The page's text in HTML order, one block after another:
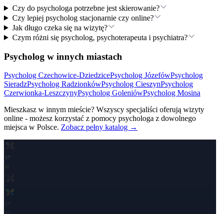
Czy do psychologa potrzebne jest skierowanie?
Czy lepiej psycholog stacjonarnie czy online?
Jak długo czeka się na wizytę?
Czym różni się psycholog, psychoterapeuta i psychiatra?
Psycholog w innych miastach
Psycholog Czechowice-DziedzicePsycholog JózefówPsycholog
SieradzPsycholog RadzionkówPsycholog CieszynPsycholog
Czerwionka-LeszczynyPsycholog GoleniówPsycholog Mosina
Mieszkasz w innym mieście? Wszyscy specjaliści oferują wizyty
online - możesz korzystać z pomocy psychologa z dowolnego
miejsca w Polsce. Zobacz pełny katalog →